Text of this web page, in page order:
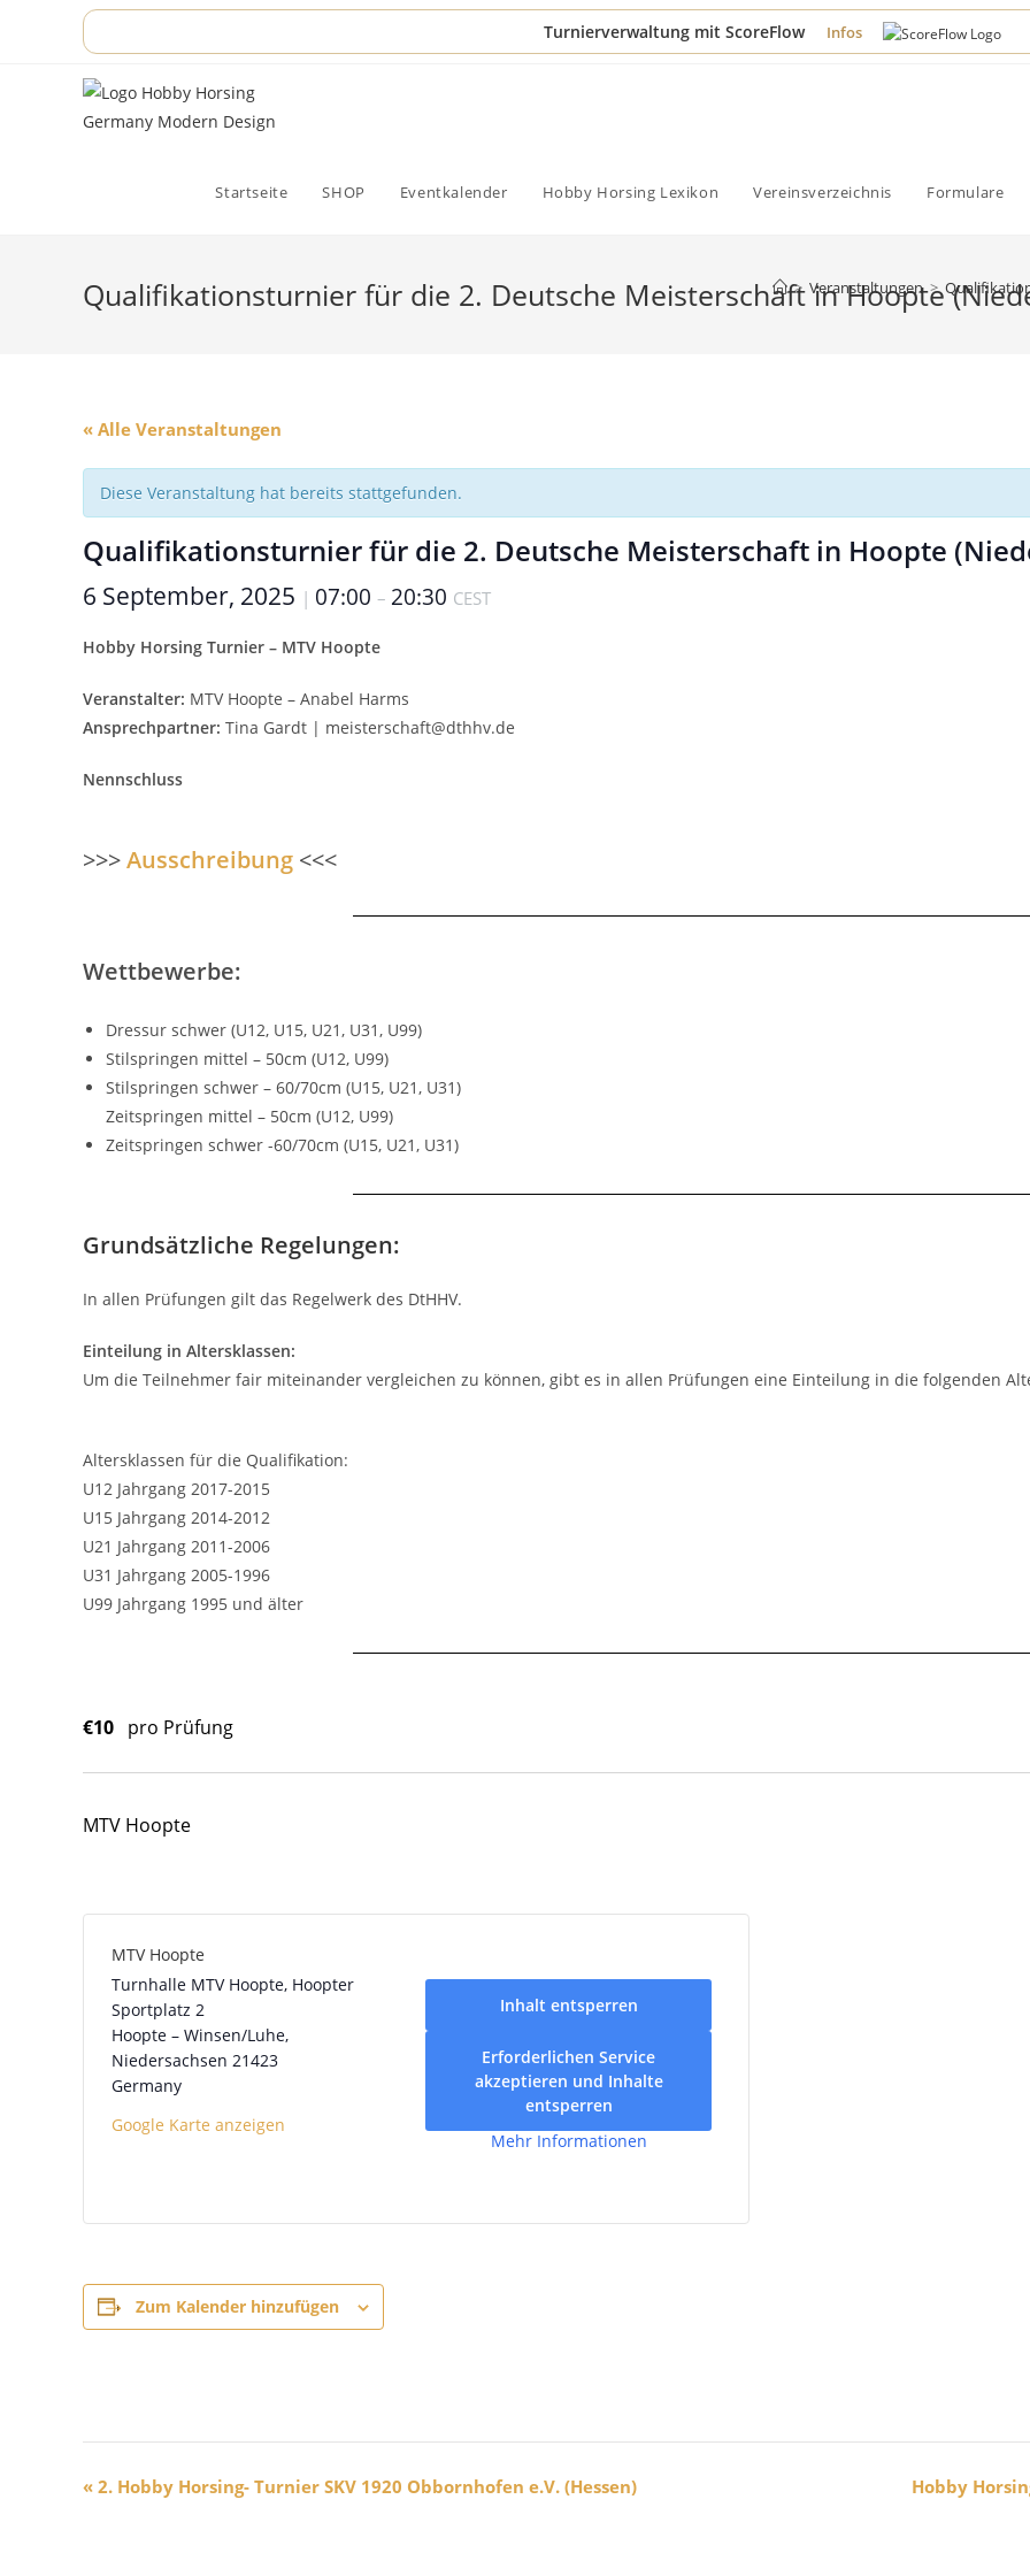
Turnierverwaltung mit ScoreFlow Infos
Startseite SHOP Eventkalender Hobby Horsing Lexikon Vereinsverzeichnis Formulare
Qualifikationsturnier für die 2. Deutsche Meisterschaft in Hoopte
> Veranstaltungen >
« Alle Veranstaltungen
Diese Veranstaltung hat bereits stattgefunden.
Qualifikationsturnier für die 2. Deutsche Meisterschaft in Hoopte
6 September, 2025 | 07:00 – 20:30 CEST
Hobby Horsing Turnier – MTV Hoopte
Veranstalter: MTV Hoopte – Anabel Harms
Ansprechpartner: Tina Gardt | meisterschaft@dthhv.de
Nennschluss
>>>Ausschreibung <<<
Wettbewerbe:
Dressur schwer (U12, U15, U21, U31, U99)
Stilspringen mittel – 50cm (U12, U99)
Stilspringen schwer – 60/70cm (U15, U21, U31)
Zeitspringen mittel – 50cm (U12, U99)
Zeitspringen schwer -60/70cm (U15, U21, U31)
Grundsätzliche Regelungen:
In allen Prüfungen gilt das Regelwerk des DtHHV.
Einteilung in Altersklassen:
Um die Teilnehmer fair miteinander vergleichen zu können, gibt es in allen Prüfungen eine Einteilung in die folgenden
Altersklassen für die Qualifikation:
U12 Jahrgang 2017-2015
U15 Jahrgang 2014-2012
U21 Jahrgang 2011-2006
U31 Jahrgang 2005-1996
U99 Jahrgang 1995 und älter
€10 pro Prüfung
MTV Hoopte
MTV Hoopte
Turnhalle MTV Hoopte, Hoopter
Sportplatz 2
Hoopte – Winsen/Luhe,
Niedersachsen 21423
Germany
Google Karte anzeigen
Inhalt entsperren
Erforderlichen Service
akzeptieren und Inhalte
entsperren
Mehr Informationen
Zum Kalender hinzufügen
V
« 2. Hobby Horsing- Turnier SKV 1920 Obbornhofen e.V. (Hessen) Hobby